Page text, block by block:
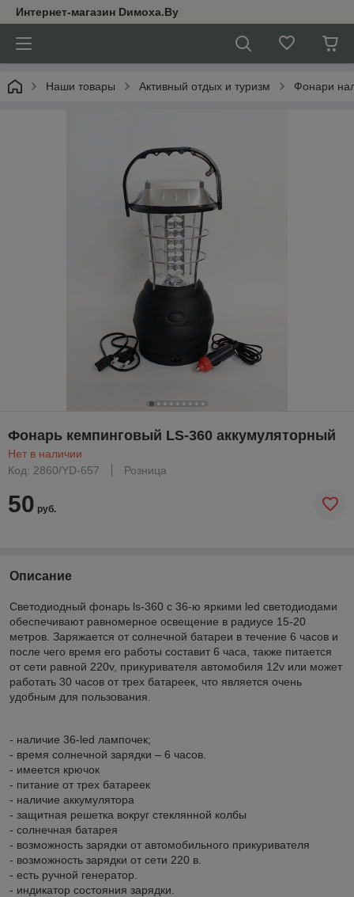
Интернет-магазин Dимoхa.By
Наши товары Активный отдых и туризм Фонари
Фонарь кемпинговый LS-360 аккумуляторный
Нет в наличии
Код: 2860/YD-657
Розница
50 руб.
Описание
Светодиодный фонарь ls-360 с 36-ю яркими led светодиодами
обеспечивают равномерное освещение в радиусе 15-20
метров. Заряжается от солнечной батареи в течение 6 часов и
после чего время его работы составит 6 часа, также питается
от сети равной 220v, прикуривателя автомобиля 12v или может
работать 30 часов от трех батареек, что является очень
удобным для пользования.
- наличие 36-led лампочек;
- время солнечной зарядки – 6 часов.
- имеется крючок
- питание от трех батареек
- наличие аккумулятора
- защитная решетка вокруг стеклянной колбы
- солнечная батарея
- возможность зарядки от автомобильного прикуривателя
- возможность зарядки от сети 220 в.
- есть ручной генератор.
- индикатор состояния зарядки.